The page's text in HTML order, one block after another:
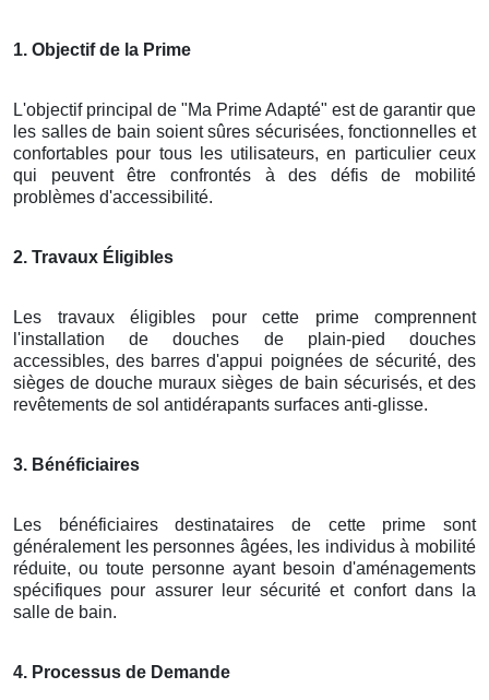
1. Objectif de la Prime
L'objectif principal de "Ma Prime Adapté" est de garantir que
les salles de bain soient sûres sécurisées, fonctionnelles et
confortables pour tous les utilisateurs, en particulier ceux
qui peuvent être confrontés à des défis de mobilité
problèmes d'accessibilité.
2. Travaux Éligibles
Les travaux éligibles pour cette prime comprennent
l'installation de douches de plain-pied douches
accessibles, des barres d'appui poignées de sécurité, des
sièges de douche muraux sièges de bain sécurisés, et des
revêtements de sol antidérapants surfaces anti-glisse.
3. Bénéficiaires
Les bénéficiaires destinataires de cette prime sont
généralement les personnes âgées, les individus à mobilité
réduite, ou toute personne ayant besoin d'aménagements
spécifiques pour assurer leur sécurité et confort dans la
salle de bain.
4. Processus de Demande